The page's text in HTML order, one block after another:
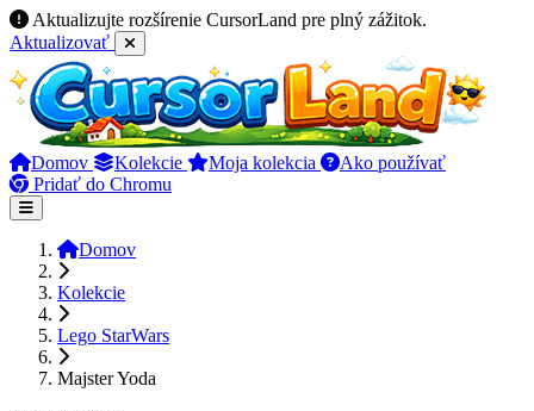
Aktualizujte rozšírenie CursorLand pre plný zážitok.
Aktualizovať
Domov Kolekcie Moja kolekcia
Ako používať
Pridať do Chromu
Domov
Kolekcie
Lego StarWars
Majster Yoda